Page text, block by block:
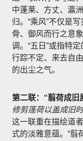
中蓬莱、方丈、瀛
归。“乘风”不仅是
骨、御风而行之意
调。“五日”或指特
行踪不定、来去自
的出尘之气。
第二联：“翦荷成旧
修剪莲荷以盖成旧
这一联重在描绘道
式的淡雅意蕴。“翦